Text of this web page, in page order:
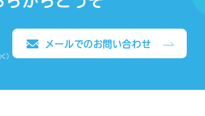
）
メールでのお問い合わせ